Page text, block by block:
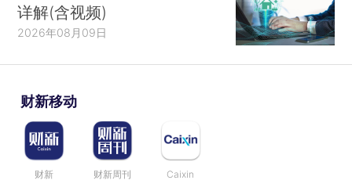
详解(含视频)
2026年08月09日
财新移动
财新 财新周刊 Caixin